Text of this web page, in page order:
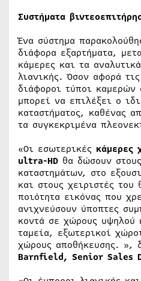
Συστήματα
Ένα σύστημα
διάφορα εξαρτήματα,
κάμερες και τα
λιανικής. Όσον αφορά
διάφοροι τύποι καμερών
μπορεί να επιλέξει ο
καταστήματος, καθένας
τα συγκεκριμένα
«Οι εσωτερικές κάμερες
ultra-HD θα δώσουν
καταστημάτων, στο
και στους χειριστές του
ποιότητα εικόνας που
ανιχνεύσουν ύποπτες
κοντά σε χώρους υψηλού
ταμεία, εξωτερικοί
χώρους αποθήκευσης. »,
Barnfield, Senior Sales